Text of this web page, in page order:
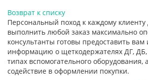
Возврат к списку
Персональный поход к каждому клиенту
выполнить любой заказ максимально
консультанты готовы предоставить
информацию о щеткодержателях ДГ,
типах вспомогательного оборудования,
содействие в оформлении покупки.